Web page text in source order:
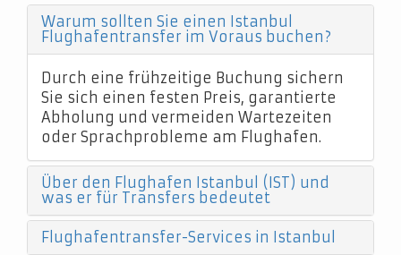
Warum sollten Sie einen Istanbul
Flughafentransfer im Voraus buchen?
Durch eine frühzeitige Buchung sichern
Sie sich einen festen Preis, garantierte
Abholung und vermeiden Wartezeiten
oder Sprachprobleme am Flughafen.
Über den Flughafen Istanbul (IST) und
was er für Transfers bedeutet
Flughafentransfer-Services in Istanbul